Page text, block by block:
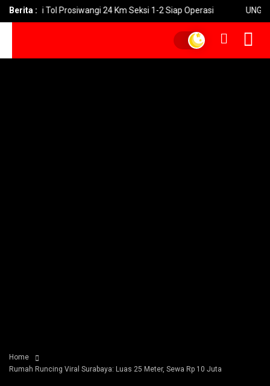
Berita :
Tol Prosiwangi 24 Km Seksi 1-2 Siap Operasi UNGU Rilis
Home
Rumah Runcing Viral Surabaya: Luas 25 Meter, Sewa Rp 10 Juta